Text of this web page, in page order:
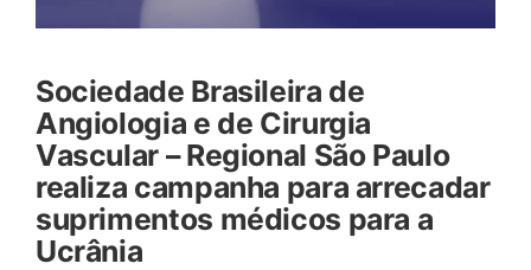
Sociedade Brasileira de
Angiologia e de Cirurgia
Vascular – Regional São Paulo
realiza campanha para arrecadar
suprimentos médicos para a
Ucrânia